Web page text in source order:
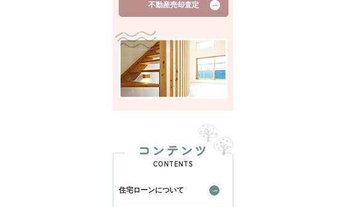
不動産売却査定
コンテンツ
CONTENTS
住宅ローンについて